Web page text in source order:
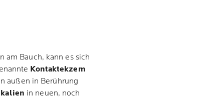
am Bauch, kann es sich
Kontaktekzem
außen in Berührung
in neuen, noch